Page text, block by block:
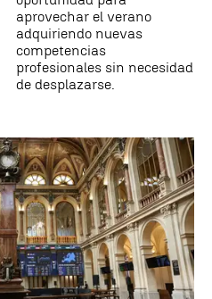
aprovechar el verano
adquiriendo nuevas
competencias
profesionales sin necesidad
de desplazarse.